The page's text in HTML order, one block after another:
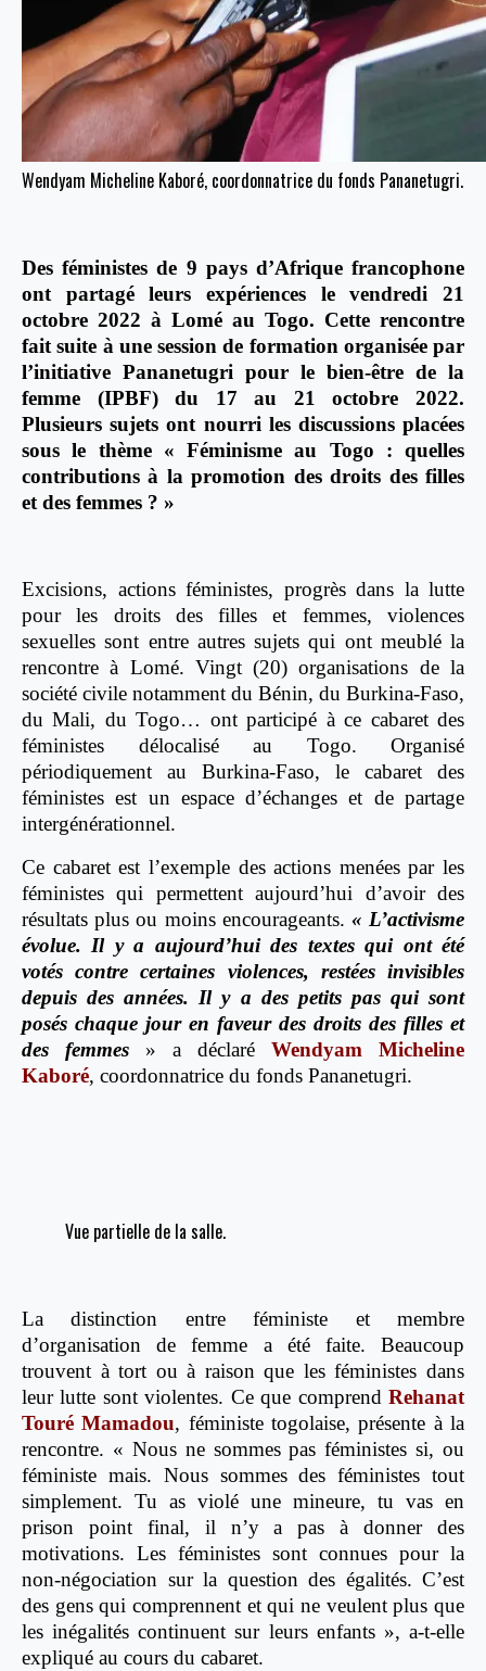
Wendyam Micheline Kaboré, coordonnatrice du fonds Pananetugri.
Des féministes de 9 pays d’Afrique francophone
ont partagé leurs expériences le vendredi 21
octobre 2022 à Lomé au Togo. Cette rencontre
fait suite à une session de formation organisée par
l’initiative Pananetugri pour le bien-être de la
femme (IPBF) du 17 au 21 octobre 2022.
Plusieurs sujets ont nourri les discussions placées
sous le thème « Féminisme au Togo : quelles
contributions à la promotion des droits des filles
et des femmes ? »
Excisions, actions féministes, progrès dans la lutte
pour les droits des filles et femmes, violences
sexuelles sont entre autres sujets qui ont meublé la
rencontre à Lomé. Vingt (20) organisations de la
société civile notamment du Bénin, du Burkina-Faso,
du Mali, du Togo… ont participé à ce cabaret des
féministes délocalisé au Togo. Organisé
périodiquement au Burkina-Faso, le cabaret des
féministes est un espace d’échanges et de partage
intergénérationnel.
Ce cabaret est l’exemple des actions menées par les
féministes qui permettent aujourd’hui d’avoir des
résultats plus ou moins encourageants. « L’activisme
évolue. Il y a aujourd’hui des textes qui ont été
votés contre certaines violences, restées invisibles
depuis des années. Il y a des petits pas qui sont
posés chaque jour en faveur des droits des filles et
des femmes » a déclaré Wendyam Micheline
Kaboré, coordonnatrice du fonds Pananetugri.
Vue partielle de la salle.
La distinction entre féministe et membre
d’organisation de femme a été faite. Beaucoup
trouvent à tort ou à raison que les féministes dans
leur lutte sont violentes. Ce que comprend Rehanat
Touré Mamadou, féministe togolaise, présente à la
rencontre. « Nous ne sommes pas féministes si, ou
féministe mais. Nous sommes des féministes tout
simplement. Tu as violé une mineure, tu vas en
prison point final, il n’y a pas à donner des
motivations. Les féministes sont connues pour la
non-négociation sur la question des égalités. C’est
des gens qui comprennent et qui ne veulent plus que
les inégalités continuent sur leurs enfants », a-t-elle
expliqué au cours du cabaret.